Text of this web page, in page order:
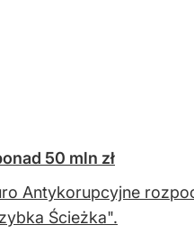
50 mln zł
Antykorupcyjne
Ścieżka".